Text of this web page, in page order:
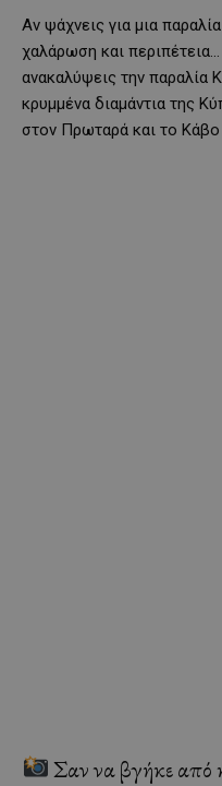
Αν ψάχνεις για μια
χαλάρωση και
ανακαλύψεις την παραλία
κρυμμένα διαμάντια της
στον Πρωταρά και το
Σαν να βγήκε από